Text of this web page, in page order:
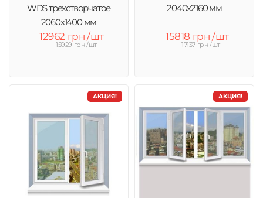
WDS трехстворчатое
2060х1400 мм
12962 грн /шт
15929 грн /шт
2040x2160 мм
15818 грн /шт
17137 грн /шт
АКЦИЯ! АКЦИЯ!